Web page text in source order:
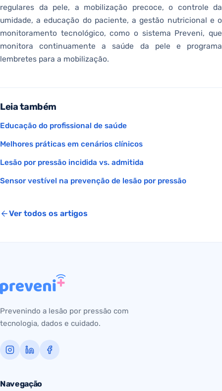
regulares da pele, a mobilização precoce, o controle da
umidade, a educação do paciente, a gestão nutricional e o
monitoramento tecnológico, como o sistema Preveni, que
monitora continuamente a saúde da pele e programa
lembretes para a mobilização.
Leia também
Educação do profissional de saúde
Melhores práticas em cenários clínicos
Lesão por pressão incidida vs. admitida
Sensor vestível na prevenção de lesão por pressão
Ver todos os artigos
Prevenindo a lesão por pressão com
tecnologia, dados e cuidado.
Navegação